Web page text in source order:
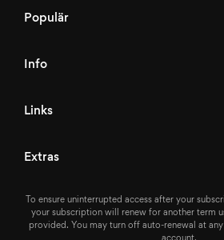
Populär
Info
Links
Extras
To ensure uninterrupted access after your
your subscription will renew for another term
provided. You may turn off auto-renewal at
account.